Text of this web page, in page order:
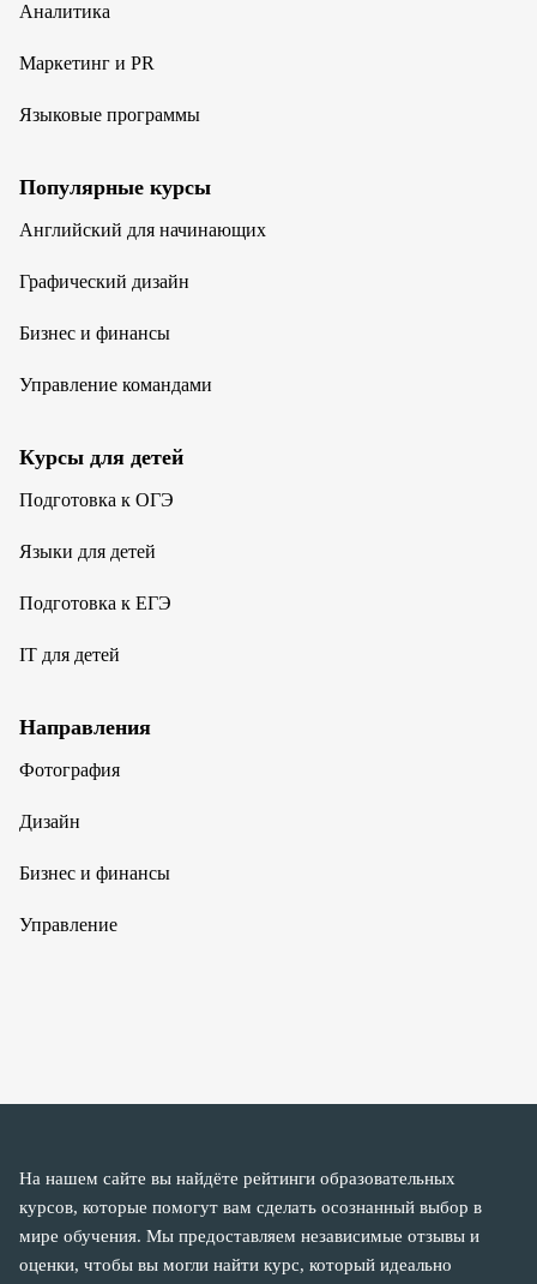
Аналитика
Маркетинг и PR
Языковые программы
Популярные курсы
Английский для начинающих
Графический дизайн
Бизнес и финансы
Управление командами
Курсы для детей
Подготовка к ОГЭ
Языки для детей
Подготовка к ЕГЭ
IT для детей
Направления
Фотография
Дизайн
Бизнес и финансы
Управление
На нашем сайте вы найдёте рейтинги образовательных
курсов, которые помогут вам сделать осознанный выбор в
мире обучения. Мы предоставляем независимые отзывы и
оценки, чтобы вы могли найти курс, который идеально